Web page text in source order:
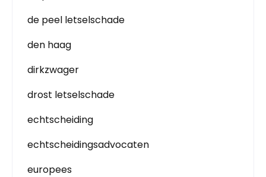
de peel letselschade
den haag
dirkzwager
drost letselschade
echtscheiding
echtscheidingsadvocaten
europees